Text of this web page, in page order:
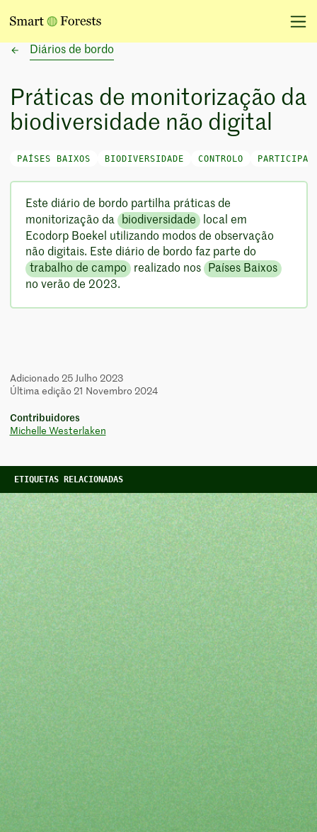
Diários de bordo
Práticas de monitorização da
biodiversidade não digital
PAÍSES BAIXOS BIODIVERSIDADE CONTROLO
Este diário de bordo partilha práticas de
monitorização da
biodiversidade local em
Ecodorp Boekel utilizando modos de observação
não digitais. Este diário de bordo faz parte do
trabalho de campo realizado nos
Países Baixos
no verão de 2023.
Adicionado 25 Julho 2023
Última edição 21 Novembro 2024
Contribuidores
Michelle Westerlaken
ETIQUETAS RELACIONADAS